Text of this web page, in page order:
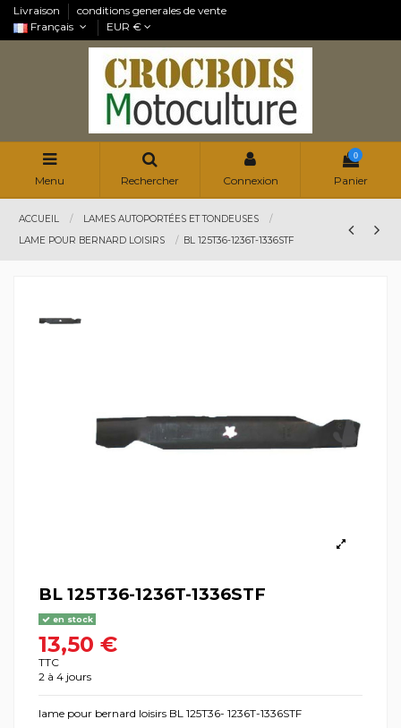
Livraison
conditions generales de vente
Français
EUR €
Menu Rechercher Connexion
0
Panier
ACCUEIL
LAMES AUTOPORTÉES ET TONDEUSES
LAME POUR BERNARD LOISIRS
BL 125T36-1236T-1336STF
BL 125T36-1236T-1336STF
en stock
13,50 €
TTC
2 à 4 jours
lame pour bernard loisirs BL 125T36- 1236T-1336STF